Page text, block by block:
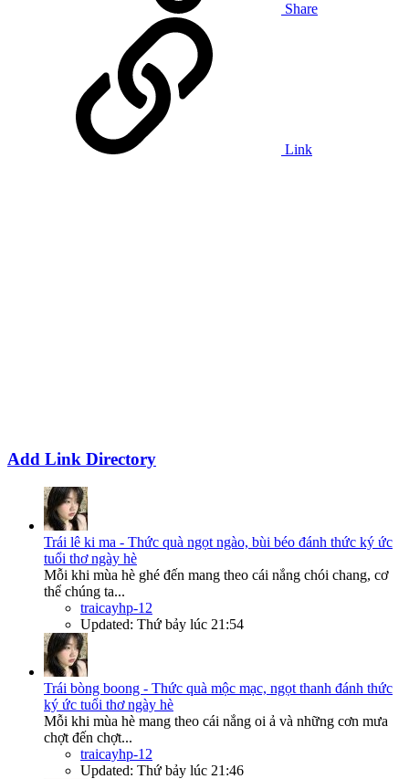
Share
Link
Add Link Directory
Trái lê ki ma - Thức quà ngọt ngào, bùi béo đánh thức ký ức
tuổi thơ ngày hè
Mỗi khi mùa hè ghé đến mang theo cái nắng chói chang, cơ
thể chúng ta...
traicayhp-12
Updated: Thứ bảy lúc 21:54
Trái bòng boong - Thức quà mộc mạc, ngọt thanh đánh thức
ký ức tuổi thơ ngày hè
Mỗi khi mùa hè mang theo cái nắng oi ả và những cơn mưa
chợt đến chợt...
traicayhp-12
Updated: Thứ bảy lúc 21:46